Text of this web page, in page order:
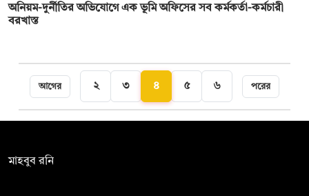
অনিয়ম-দুর্নীতির অভিযোগে এক ভূমি অফিসের সব কর্মকর্তা-কর্মচারী
বরখাস্ত
আগের ২ ৩ ৪ ৫ ৬ পরের
মাহবুব রনি